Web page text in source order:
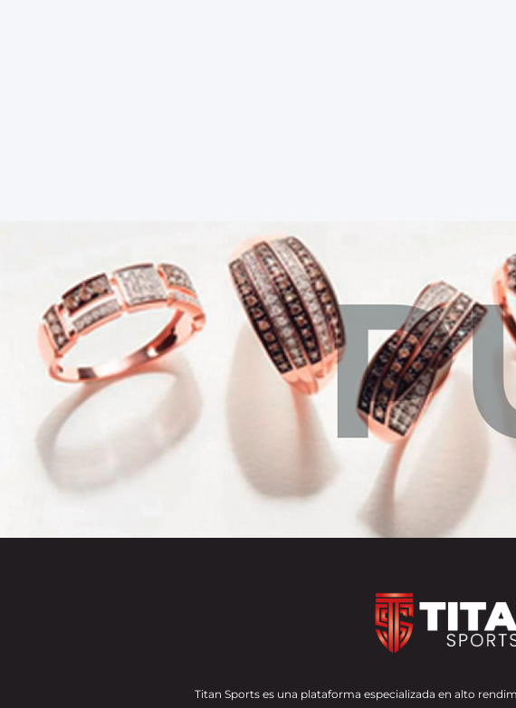
Titan Sports es una plataforma especializada en alto